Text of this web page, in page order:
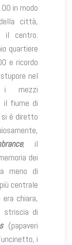
in modo
città,
il centro.
quartiere
e ricordo
nel
i mezzi
il fiume di
è diretto
, il
dei
meno di
centrale
era chiara,
striscia di
(papaveri
i